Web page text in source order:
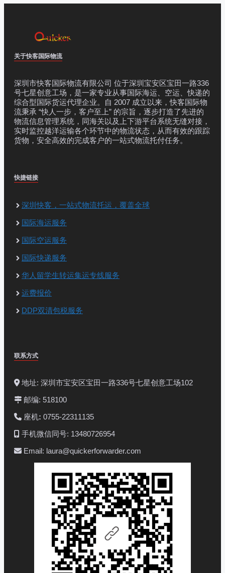
关于快客国际物流
深圳市快客国际物流有限公司 位于深圳宝安区宝田一路336
号七星创意工场，是一家专业从事国际海运、空运、快递的
综合型国际货运代理企业。自 2007 成立以来，快客国际物
流秉承 “快人一步，客户至上” 的宗旨，逐步打造了先进的
物流信息管理系统，同海关以及上下游平台系统无缝对接，
实时监控越洋运输各个环节中的物流状态，从而有效的跟踪
货物，安全高效的完成客户的一站式物流托付任务。
快捷链接
深圳快客，一站式物流托运，覆盖全球
国际海运服务
国际空运服务
国际快递服务
华人留学生转运集运专线服务
运费报价
DDP双清包税服务
联系方式
地址: 深圳市宝安区宝田一路336号七星创意工场102
邮编: 518100
座机: 0755-22311135
手机微信同号: 13480726954
Email: laura@quickerforwarder.com